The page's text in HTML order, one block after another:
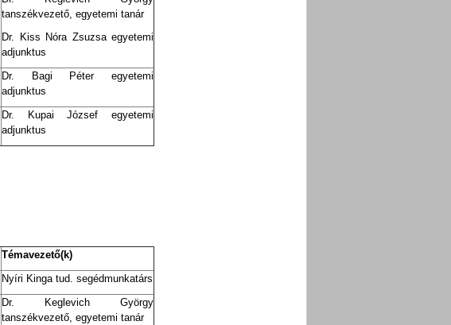
tanszékvezető, egyetemi tanár
Dr. Kiss Nóra Zsuzsa egyetemi
adjunktus
Dr. Bagi Péter egyetemi
adjunktus
Dr. Kupai József egyetemi
adjunktus
Témavezető(k)
Nyíri Kinga tud. segédmunkatárs
Dr. Keglevich György
tanszékvezető, egyetemi tanár